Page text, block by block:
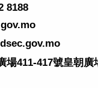
8188
場411-417號皇朝廣